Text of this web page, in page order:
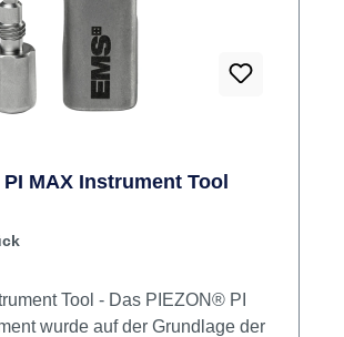
MAX Instrument Tool
Tool - Das PIEZON® PI
wurde auf der Grundlage der